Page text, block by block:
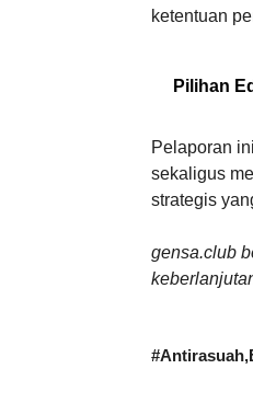
ketentuan
Pilihan
Pelaporan
sekaligus
strategis
gensa.club
#Antirasuah